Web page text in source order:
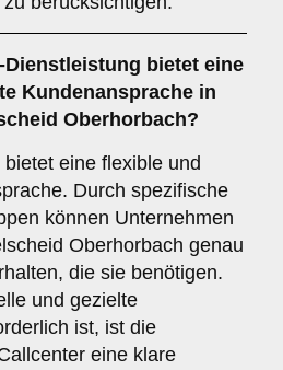
Dienstleistung bietet eine
Kundenansprache in
Oberhorbach?
eine flexible und
Durch spezifische
können Unternehmen
Oberhorbach genau
die sie benötigen.
und gezielte
ist, ist die
eine klare